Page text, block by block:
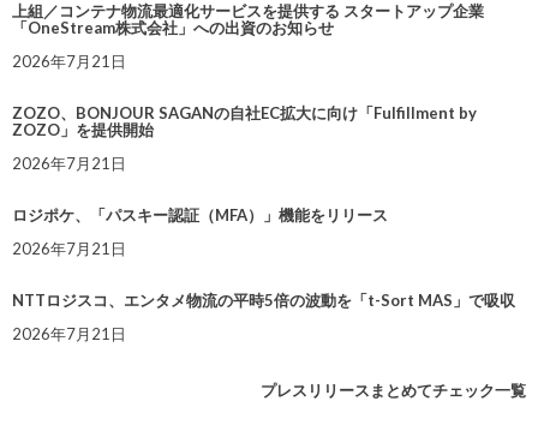
上組／コンテナ物流最適化サービスを提供する スタートアップ企業
「OneStream株式会社」への出資のお知らせ
2026年7月21日
ZOZO、BONJOUR SAGANの自社EC拡大に向け「Fulfillment by
ZOZO」を提供開始
2026年7月21日
ロジポケ、「パスキー認証（MFA）」機能をリリース
2026年7月21日
NTTロジスコ、エンタメ物流の平時5倍の波動を「t-Sort MAS」で吸収
2026年7月21日
プレスリリースまとめてチェック一覧